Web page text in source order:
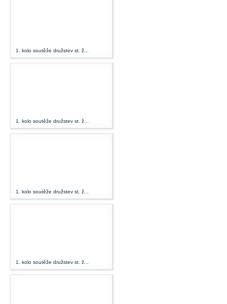
1. kolo soutěže družstev st. ž...
1. kolo soutěže družstev st. ž...
1. kolo soutěže družstev st. ž...
1. kolo soutěže družstev st. ž...